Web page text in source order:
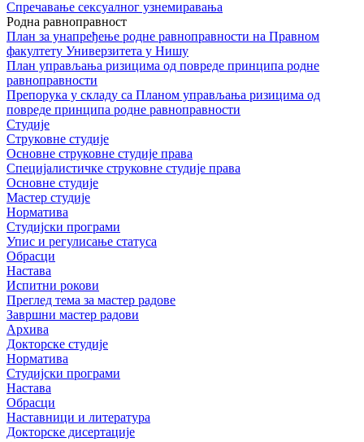
Спречавање сексуалног узнемиравања
Родна равноправност
План за унапређење родне равноправности на Правном
факултету Универзитета у Нишу
План управљања ризицима од повреде принципа родне
равноправности
Препорука у складу са Планом управљања ризицима од
повреде принципа родне равноправности
Студије
Струковне студије
Основне струковне студије права
Специјалистичке струковне студије права
Основне студије
Мастер студије
Норматива
Студијски програми
Упис и регулисање статуса
Обрасци
Настава
Испитни рокови
Преглед тема за мастер радове
Завршни мастер радови
Архива
Докторске студије
Норматива
Студијски програми
Настава
Обрасци
Наставници и литература
Докторске дисертације